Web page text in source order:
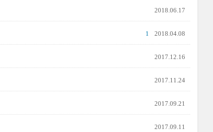
2018.06.17
2018.04.08
1
2017.12.16
2017.11.24
2017.09.21
2017.09.11